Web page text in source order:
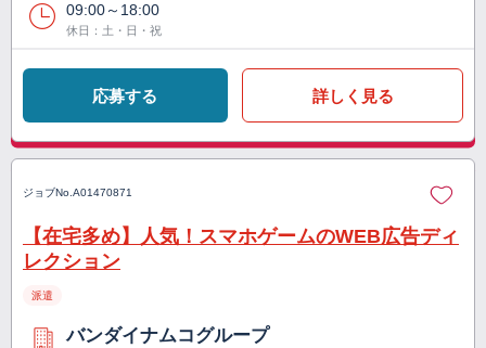
09:00～18:00
休日：土・日・祝
応募する 詳しく見る
ジョブNo. A01470871
【在宅多め】人気！スマホゲームのWEB広告ディ
レクション
派遣
バンダイナムコグループ